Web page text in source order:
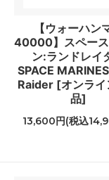
【ウォーハン
40000】スペー
ン:ランドレイ
SPACE
Raider [オンライ
品]
13,600円(税込